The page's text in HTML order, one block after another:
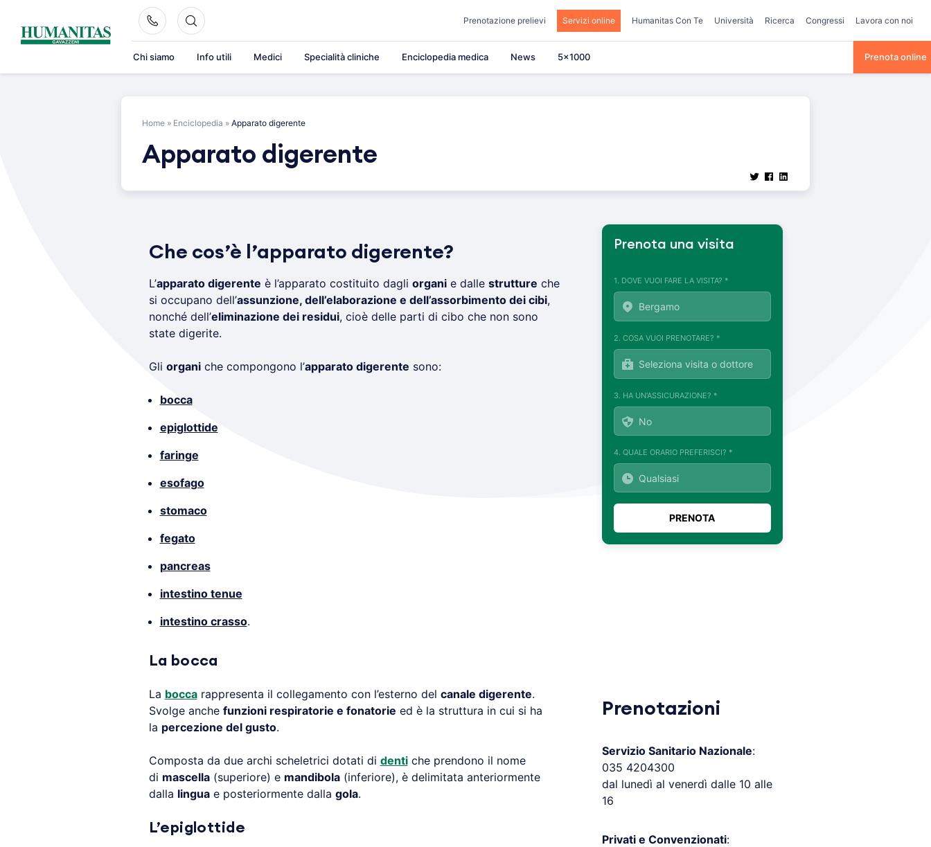
content
Prenotazione prelievi Servizi online Humanitas Con Te Università Ricerca Congressi Lavora con noi
Chi siamo Info utili Medici Specialità cliniche Enciclopedia medica News 5×1000 Prenota online
Home » Enciclopedia » Apparato digerente
Apparato digerente
Che cos’è l’apparato digerente?
L’apparato digerente è l’apparato costituito dagli organie dalle strutture che
si occupano dell’assunzione, dell’elaborazione e dell’assorbimento dei cibi,
nonché dell’eliminazione dei residui, cioè delle parti di cibo che non sono
state digerite.
Gli organiche compongono l’apparato digerente sono:
bocca
epiglottide
faringe
esofago
stomaco
fegato
pancreas
intestino tenue
intestino crasso.
La bocca
La boccarappresenta il collegamento con l’esterno del canale digerente.
Svolge anche funzioni respiratorie e fonatorie ed è la struttura in cui si ha
la percezione del gusto.
Composta da due archi scheletrici dotati di dentiche prendono il nome
di mascella(superiore) e mandibola(inferiore), è delimitata anteriormente
dalla linguae posteriormente dalla gola.
L’epiglottide
Prenota una visita
1. DOVE VUOI FARE LA VISITA? *
2. COSA VUOI PRENOTARE? *
3. HA UN'ASSICURAZIONE? *
4. QUALE ORARIO PREFERISCI? *
Prenotazioni
Servizio Sanitario Nazionale:
035 4204300
dal lunedì al venerdì dalle 10 alle
16
Privati e Convenzionati: